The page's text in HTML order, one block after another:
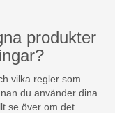
produkter
vilka regler som
du använder dina
se över om det